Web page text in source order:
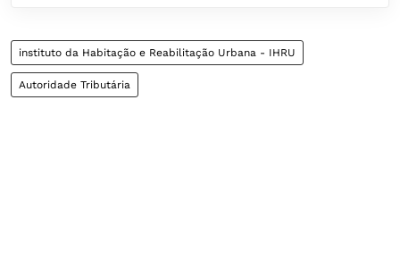
instituto da Habitação e Reabilitação Urbana - IHRU
Autoridade Tributária